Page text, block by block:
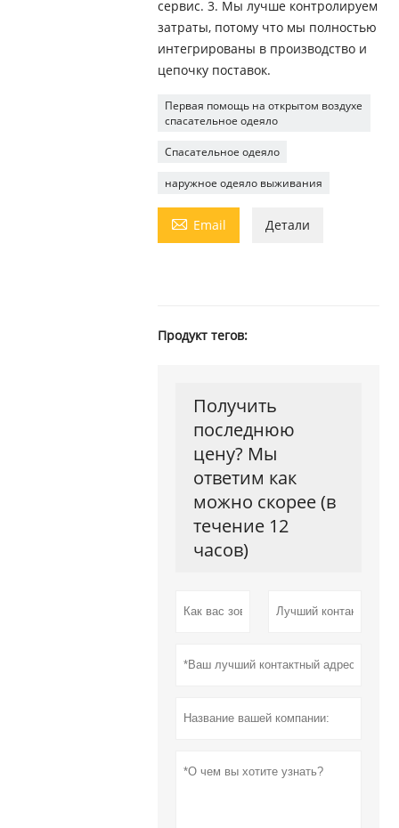
сервис. 3. Мы лучше контролируем
затраты, потому что мы полностью
интегрированы в производство и
цепочку поставок.
Первая помощь на открытом воздухе
спасательное одеяло
Спасательное одеяло
наружное одеяло выживания
 Email Детали
Продукт тегов:
Получить
последнюю
цену? Мы
ответим как
можно скорее (в
течение 12
часов)